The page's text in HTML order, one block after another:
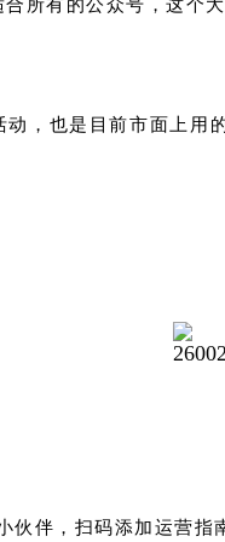
，也是目前市面上用
伙伴， 扫码添加运营指